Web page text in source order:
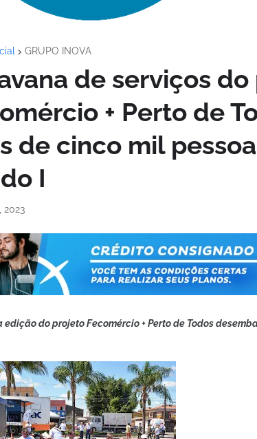
GRUPO INOVA
de serviços
+ Perto de
de cinco mil
I
2023
edição do projeto Fecomércio + Perto de Todos